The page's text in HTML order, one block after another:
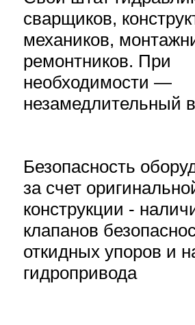
сварщиков,
механиков,
ремонтников. При
необходимости —
незамедлительный
Безопасность
за счет
конструкции -
клапанов
откидных упоров и
гидропривода